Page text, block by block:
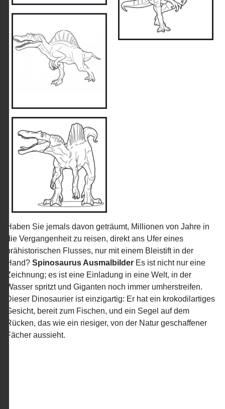
Haben Sie jemals davon geträumt, Millionen von Jahre in
die Vergangenheit zu reisen, direkt ans Ufer eines
prähistorischen Flusses, nur mit einem Bleistift in der
Hand? Spinosaurus Ausmalbilder Es ist nicht nur eine
Zeichnung; es ist eine Einladung in eine Welt, in der
Wasser spritzt und Giganten noch immer umherstreifen.
Dieser Dinosaurier ist einzigartig: Er hat ein krokodilartiges
Gesicht, bereit zum Fischen, und ein Segel auf dem
Rücken, das wie ein riesiger, von der Natur geschaffener
Fächer aussieht.